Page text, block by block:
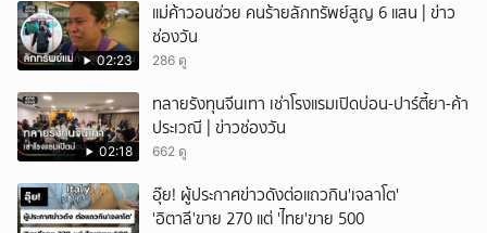
02:23
แม่ค้าวอนช่วย คนร้ายลักทรัพย์สูญ 6 แสน | ข่าว
ช่องวัน
286 ดู
02:18
ทลายรังทุนจีนเทา เช่าโรงแรมเปิดบ่อน-ปาร์ตี้ยา-ค้า
ประเวณี | ข่าวช่องวัน
662 ดู
อุ๊ย! ผู้ประกาศข่าวดังต่อแถวกิน'เจลาโต'
'อิตาลี'ขาย 270 แต่ 'ไทย'ขาย 500